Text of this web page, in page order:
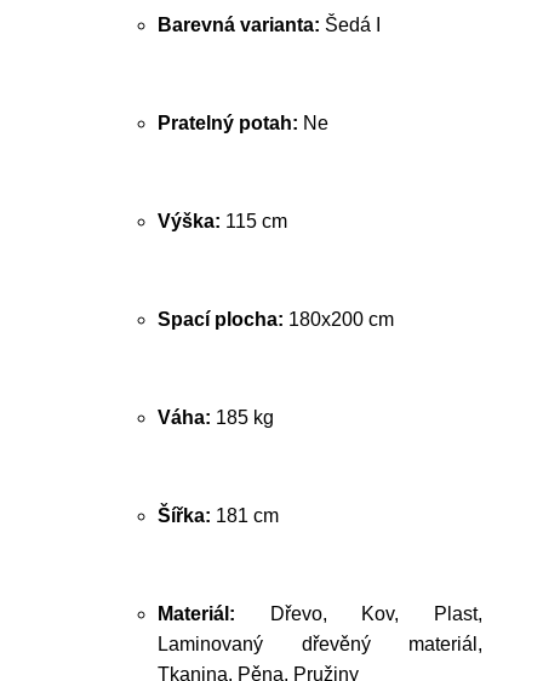
Barevná varianta: Šedá I
Pratelný potah: Ne
Výška: 115 cm
Spací plocha: 180x200 cm
Váha: 185 kg
Šířka: 181 cm
Materiál: Dřevo, Kov, Plast,
Laminovaný dřevěný materiál,
Tkanina, Pěna, Pružiny